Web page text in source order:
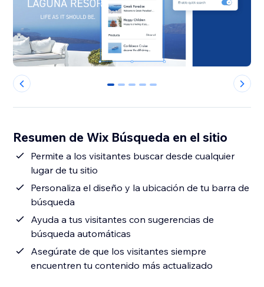
0 1 2 3 4
Resumen de Wix Búsqueda en el sitio
Permite a los visitantes buscar desde cualquier
lugar de tu sitio
Personaliza el diseño y la ubicación de tu barra de
búsqueda
Ayuda a tus visitantes con sugerencias de
búsqueda automáticas
Asegúrate de que los visitantes siempre
encuentren tu contenido más actualizado